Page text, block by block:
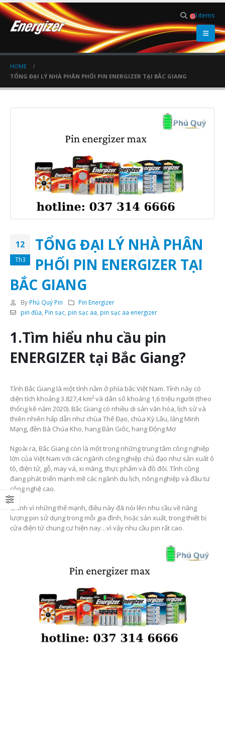
00 items
HOME
TỔNG ĐẠI LÝ NHÀ PHÂN PHỐI PIN ENERGIZER TẠI BẮC GIANG
12
Th3
TỔNG ĐẠI LÝ NHÀ PHÂN
PHỐI PIN ENERGIZER TẠI
BẮC GIANG
By Phú Quý Pin
Pin Energizer
pin đũa, Pin sạc, pin sạc aa, pin sạc aa energizer
1.Tìm hiểu nhu cầu pin
ENERGIZER tại Bắc Giang?
Tỉnh Bắc Giang là một tỉnh nằm ở phía bắc Việt Nam. Tỉnh này có
diện tích khoảng 3.827,4 km² và dân số khoảng 1,6 triệu người (theo
thống kê năm 2020). Bắc Giang có nhiều di sản văn hóa, lịch sử và
thiên nhiên hấp dẫn như chùa Thế Đạo, chùa Kỳ Lâu, lăng Minh
Mạng, đền Bà Chúa Kho, hang Bản Giốc, hang Động Mơ
Ngoài ra, Bắc Giang còn là một trong những trung tâm công nghiệp
lớn của Việt Nam với các ngành công nghiệp chủ đạo như sản xuất ô
tô, điện tử, gỗ, may vá, xi măng, thực phẩm và đồ đôi. Tỉnh cũng
đang phát triển mạnh mẽ các ngành du lịch, nông nghiệp và đầu tư
công nghệ cao.
Chính vì những thế mạnh, điều này đã nói lên nhu cầu về năng
lượng pin sử dụng trong mỗi gia đình, hoặc sản xuất, trong thiết bị
cửa điện tử chung cư hiện nay…vì vậy nhu cầu pin rất cao.